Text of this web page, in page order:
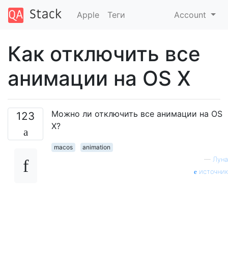
Apple Теги Account
Как отключить все
анимации на OS X
123
Можно ли отключить все анимации на OS
X?
macos
animation
— Луна
источник